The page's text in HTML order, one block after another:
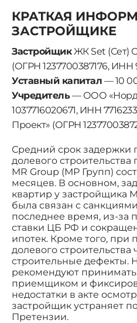
КРАТКАЯ
ЗАСТРОЙЩИКЕ
ЗастройщикЖК Set (Сeт)
(ОГРН 1237700387176, ИНН
Уставный капитал — 10
Учредитель— ООО
1037716020671, ИНН
Проект» (ОГРН
Средний срок задержки
долевого
MR Group (МР Групп)
месяцев. В основном,
квартир у застройщика
была связан с
последнее время, из-
ставки ЦБ РФ и
ипотек. Кроме того, при
долевого строительства
строительные дефекты.
рекомендуют
приемщиком и
недостатки в акте
застройщик устраняет
Претензии.